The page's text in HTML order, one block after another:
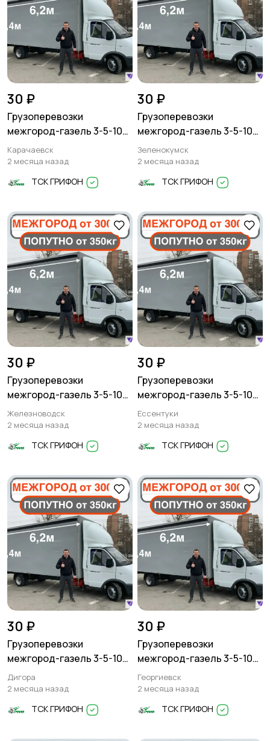
30 ₽
Грузоперевозки
межгород-газель 3-5-10
тонн
Карачаевск
2 месяца назад
ТСК ГРИФОН
30 ₽
Грузоперевозки
межгород-газель 3-5-10
тонн
Зеленокумск
2 месяца назад
ТСК ГРИФОН
30 ₽
Грузоперевозки
межгород-газель 3-5-10
тонн
Железноводск
2 месяца назад
ТСК ГРИФОН
30 ₽
Грузоперевозки
межгород-газель 3-5-10
тонн
Ессентуки
2 месяца назад
ТСК ГРИФОН
30 ₽
Грузоперевозки
межгород-газель 3-5-10
тонн
Дигора
2 месяца назад
ТСК ГРИФОН
30 ₽
Грузоперевозки
межгород-газель 3-5-10
тонн
Георгиевск
2 месяца назад
ТСК ГРИФОН